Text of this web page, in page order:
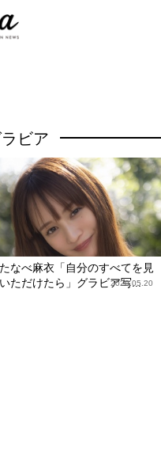
ビア
なべ麻衣「自分のすべてを見
ただけたら」グラビア写...
2020.05.20